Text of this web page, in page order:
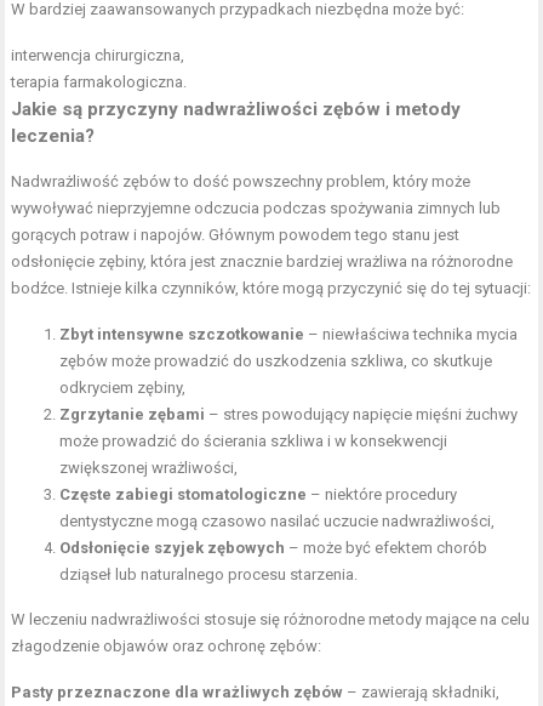
W bardziej zaawansowanych przypadkach niezbędna może być:
interwencja chirurgiczna,
terapia farmakologiczna.
Jakie są przyczyny nadwrażliwości zębów i metody
leczenia?
Nadwrażliwość zębów to dość powszechny problem, który może
wywoływać nieprzyjemne odczucia podczas spożywania zimnych lub
gorących potraw i napojów. Głównym powodem tego stanu jest
odsłonięcie zębiny, która jest znacznie bardziej wrażliwa na różnorodne
bodźce. Istnieje kilka czynników, które mogą przyczynić się do tej sytuacji:
Zbyt intensywne szczotkowanie – niewłaściwa technika mycia
zębów może prowadzić do uszkodzenia szkliwa, co skutkuje
odkryciem zębiny,
Zgrzytanie zębami – stres powodujący napięcie mięśni żuchwy
może prowadzić do ścierania szkliwa i w konsekwencji
zwiększonej wrażliwości,
Częste zabiegi stomatologiczne – niektóre procedury
dentystyczne mogą czasowo nasilać uczucie nadwrażliwości,
Odsłonięcie szyjek zębowych – może być efektem chorób
dziąseł lub naturalnego procesu starzenia.
W leczeniu nadwrażliwości stosuje się różnorodne metody mające na celu
złagodzenie objawów oraz ochronę zębów:
Pasty przeznaczone dla wrażliwych zębów – zawierają składniki,